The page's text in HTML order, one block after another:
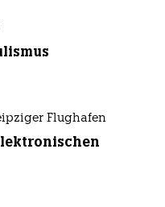
Flughafen